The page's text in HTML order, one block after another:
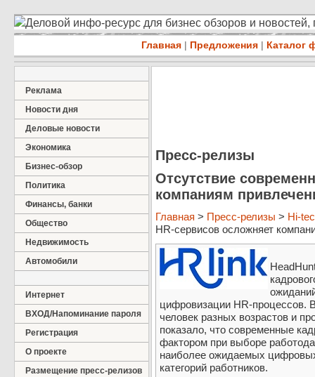
Деловой инфо-ресурс для бизнес обзоров и
Главная | Предложения | Каталог
Реклама
Новости дня
Деловые новости
Экономика
Бизнес-обзор
Политика
Финансы, банки
Общество
Недвижимость
Автомобили
Интернет
ВХОД/Напоминание пароля
Регистрация
О проекте
Размещение пресс-релизов
Пресс-релизы
Отсутствие
компаниям
Главная > Пресс-релизы > Hi-
HR-сервисов осложняет
цифровизации HR-процессов.
человек разных возрастов и
показало, что современные
фактором при выборе
наиболее ожидаемых
категорий работников.